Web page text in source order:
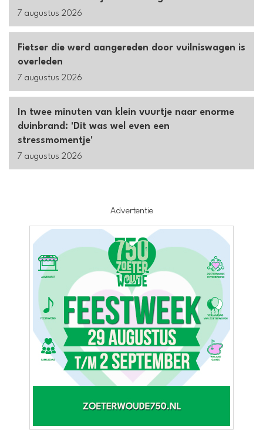
7 augustus 2026
Fietser die werd aangereden door vuilniswagen is
overleden
7 augustus 2026
In twee minuten van klein vuurtje naar enorme
duinbrand: 'Dit was wel even een
stressmomentje'
7 augustus 2026
Advertentie